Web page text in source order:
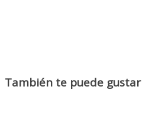
También te puede gustar